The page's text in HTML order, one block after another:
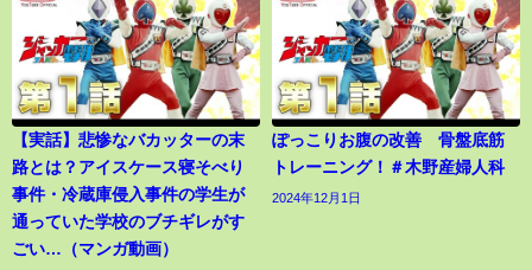
【実話】悲惨なバカッターの末
路とは？アイスケース寝そべり
事件・冷蔵庫侵入事件の学生が
通っていた学校のブチギレがす
ごい…（マンガ動画）
ぽっこりお腹の改善 骨盤底筋
トレーニング！＃木野産婦人科
2024年12月1日